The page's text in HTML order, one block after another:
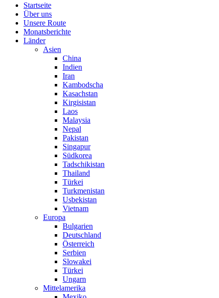
Startseite
Über uns
Unsere Route
Monatsberichte
Länder
Asien
China
Indien
Iran
Kambodscha
Kasachstan
Kirgisistan
Laos
Malaysia
Nepal
Pakistan
Singapur
Südkorea
Tadschikistan
Thailand
Türkei
Turkmenistan
Usbekistan
Vietnam
Europa
Bulgarien
Deutschland
Österreich
Serbien
Slowakei
Türkei
Ungarn
Mittelamerika